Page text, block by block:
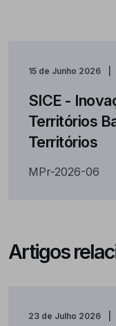
15 de Junho 2026
SICE -
Territórios
Territórios
MPr-2026-06
Artigos
23 de Julho 2026